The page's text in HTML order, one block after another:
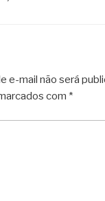
e-mail não será
com *